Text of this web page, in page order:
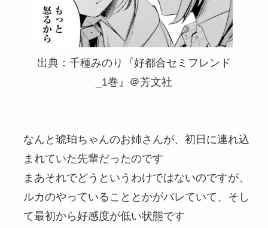
出典：千種みのり『好都合セミフレンド
_1巻』＠芳文社
なんと琥珀ちゃんのお姉さんが、初日に連れ込
まれていた先輩だったのです
まあそれでどうというわけではないのですが、
ルカのやっていることとかがバレていて、そし
て最初から好感度が低い状態です